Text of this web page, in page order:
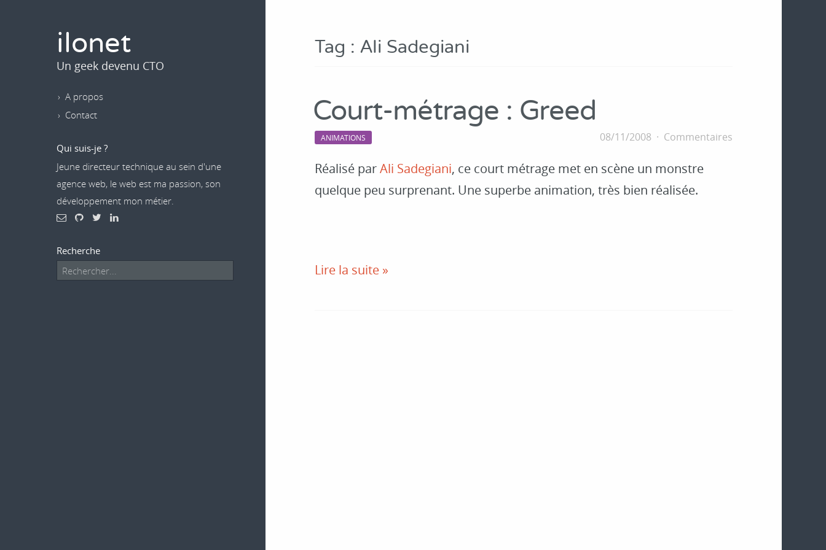
Tag : Ali Sadegiani
Court-métrage : Greed
ANIMATIONS 08/11/2008 Commentaires
Réalisé parAli Sadegiani, ce court métrage met en scène un monstre
quelque peu surprenant. Une superbe animation, très bien réalisée.
Lire la suite »
ilonet
Un geek devenu CTO
A propos
Contact
Qui suis-je ?
Jeune directeur technique au sein d'une
agence web, le web est ma passion, son
développement mon métier.
Recherche